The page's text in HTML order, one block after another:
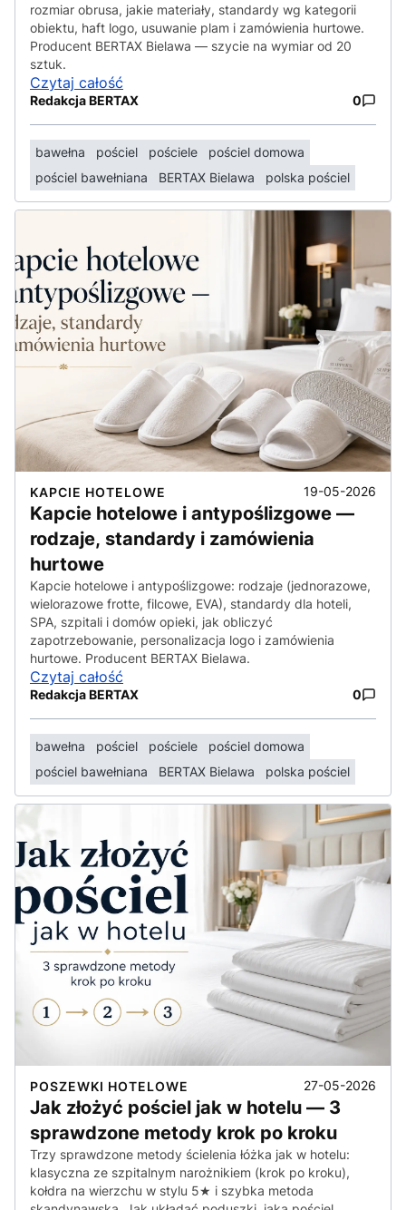
rozmiar obrusa, jakie materiały, standardy wg kategorii
obiektu, haft logo, usuwanie plam i zamówienia hurtowe.
Producent BERTAX Bielawa — szycie na wymiar od 20
sztuk.
Czytaj całość
Redakcja BERTAX 0
bawełna pościel pościele
pościel domowa
pościel bawełniana
BERTAX Bielawa polska pościel
KAPCIE HOTELOWE 19-05-2026
Kapcie hotelowe i antypoślizgowe —
rodzaje, standardy i zamówienia
hurtowe
Kapcie hotelowe i antypoślizgowe: rodzaje (jednorazowe,
wielorazowe frotte, filcowe, EVA), standardy dla hoteli,
SPA, szpitali i domów opieki, jak obliczyć
zapotrzebowanie, personalizacja logo i zamówienia
hurtowe. Producent BERTAX Bielawa.
Czytaj całość
Redakcja BERTAX 0
bawełna pościel pościele
pościel domowa
pościel bawełniana
BERTAX Bielawa polska pościel
POSZEWKI HOTELOWE 27-05-2026
Jak złożyć pościel jak w hotelu — 3
sprawdzone metody krok po kroku
Trzy sprawdzone metody ścielenia łóżka jak w hotelu:
klasyczna ze szpitalnym narożnikiem (krok po kroku),
kołdra na wierzchu w stylu 5★ i szybka metoda